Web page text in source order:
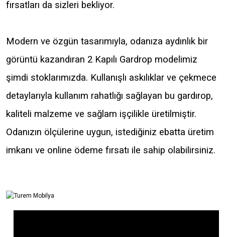
fırsatları da sizleri bekliyor.
Modern ve özgün tasarımıyla, odanıza aydınlık bir
görüntü kazandıran 2 Kapılı Gardrop modelimiz
şimdi stoklarımızda. Kullanışlı askılıklar ve çekmece
detaylarıyla kullanım rahatlığı sağlayan bu gardırop,
kaliteli malzeme ve sağlam işçilikle üretilmiştir.
Odanızın ölçülerine uygun, istediğiniz ebatta üretim
imkanı ve online ödeme fırsatı ile sahip olabilirsiniz.